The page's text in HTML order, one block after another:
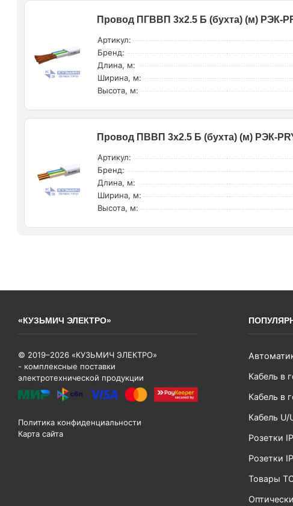
Провод ПГВВП 3х2.5 Б (бухта) (м) РЭК-
Артикул:
Бренд:
Длина, м:
Ширина, м:
Высота, м:
Провод ПВВП 3х2.5 Б (бухта) (м) РЭК-
Артикул:
Бренд:
Длина, м:
Ширина, м:
Высота, м:
«КУЗЬМИЧ ЭЛЕКТРО»
© 2019–2026 «КУЗЬМИЧ ЭЛЕКТРО»
- комплексные поставки
электротехнической продукции
Политика конфиденциальности
Карта сайта
Кабель в
Кабель в
Кабель U/
Розетки
Розетки
Товары